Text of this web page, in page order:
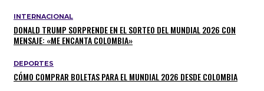
INTERNACIONAL
DONALD TRUMP SORPRENDE EN EL SORTEO DEL MUNDIAL 2026 CON
MENSAJE: «ME ENCANTA COLOMBIA»
DEPORTES
CÓMO COMPRAR BOLETAS PARA EL MUNDIAL 2026 DESDE COLOMBIA